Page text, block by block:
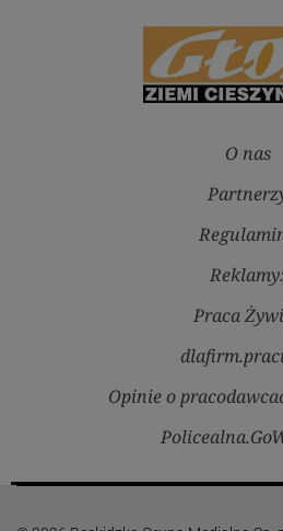
O nas
Reklamy:
Praca
Opinie o